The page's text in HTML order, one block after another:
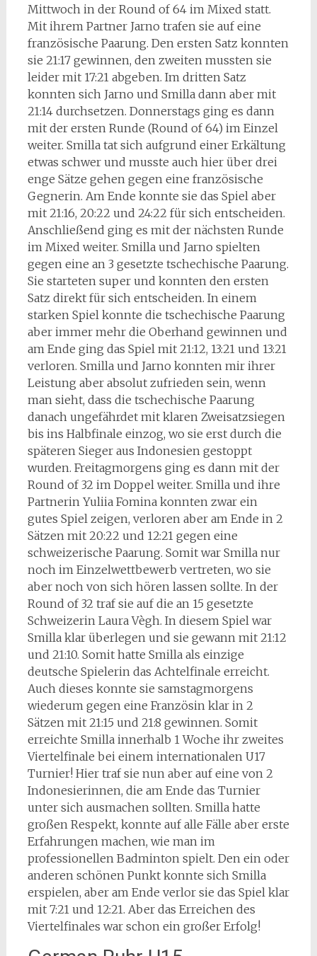
Mittwoch in der Round of 64 im Mixed statt.
Mit ihrem Partner Jarno trafen sie auf eine
französische Paarung. Den ersten Satz konnten
sie 21:17 gewinnen, den zweiten mussten sie
leider mit 17:21 abgeben. Im dritten Satz
konnten sich Jarno und Smilla dann aber mit
21:14 durchsetzen. Donnerstags ging es dann
mit der ersten Runde (Round of 64) im Einzel
weiter. Smilla tat sich aufgrund einer Erkältung
etwas schwer und musste auch hier über drei
enge Sätze gehen gegen eine französische
Gegnerin. Am Ende konnte sie das Spiel aber
mit 21:16, 20:22 und 24:22 für sich entscheiden.
Anschließend ging es mit der nächsten Runde
im Mixed weiter. Smilla und Jarno spielten
gegen eine an 3 gesetzte tschechische Paarung.
Sie starteten super und konnten den ersten
Satz direkt für sich entscheiden. In einem
starken Spiel konnte die tschechische Paarung
aber immer mehr die Oberhand gewinnen und
am Ende ging das Spiel mit 21:12, 13:21 und 13:21
verloren. Smilla und Jarno konnten mir ihrer
Leistung aber absolut zufrieden sein, wenn
man sieht, dass die tschechische Paarung
danach ungefährdet mit klaren Zweisatzsiegen
bis ins Halbfinale einzog, wo sie erst durch die
späteren Sieger aus Indonesien gestoppt
wurden. Freitagmorgens ging es dann mit der
Round of 32 im Doppel weiter. Smilla und ihre
Partnerin Yuliia Fomina konnten zwar ein
gutes Spiel zeigen, verloren aber am Ende in 2
Sätzen mit 20:22 und 12:21 gegen eine
schweizerische Paarung. Somit war Smilla nur
noch im Einzelwettbewerb vertreten, wo sie
aber noch von sich hören lassen sollte. In der
Round of 32 traf sie auf die an 15 gesetzte
Schweizerin Laura Vègh. In diesem Spiel war
Smilla klar überlegen und sie gewann mit 21:12
und 21:10. Somit hatte Smilla als einzige
deutsche Spielerin das Achtelfinale erreicht.
Auch dieses konnte sie samstagmorgens
wiederum gegen eine Französin klar in 2
Sätzen mit 21:15 und 21:8 gewinnen. Somit
erreichte Smilla innerhalb 1 Woche ihr zweites
Viertelfinale bei einem internationalen U17
Turnier! Hier traf sie nun aber auf eine von 2
Indonesierinnen, die am Ende das Turnier
unter sich ausmachen sollten. Smilla hatte
großen Respekt, konnte auf alle Fälle aber erste
Erfahrungen machen, wie man im
professionellen Badminton spielt. Den ein oder
anderen schönen Punkt konnte sich Smilla
erspielen, aber am Ende verlor sie das Spiel klar
mit 7:21 und 12:21. Aber das Erreichen des
Viertelfinales war schon ein großer Erfolg!